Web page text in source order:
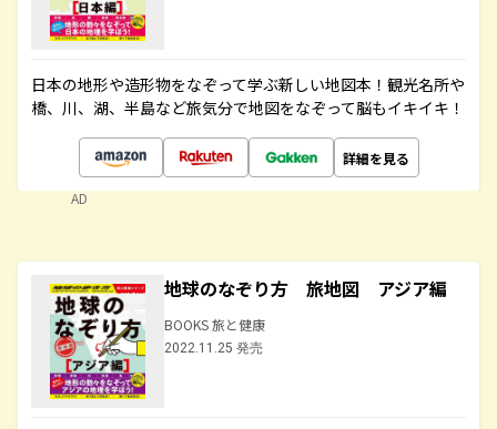
日本の地形や造形物をなぞって学ぶ新しい地図本！観光名所や
橋、川、湖、半島など旅気分で地図をなぞって脳もイキイキ！
詳細を見る
AD
地球のなぞり方 旅地図 アジア編
BOOKS 旅と健康
2022.11.25 発売